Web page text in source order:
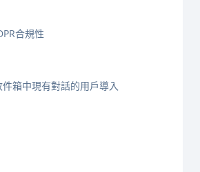
合規性
箱中現有對話的用戶導入